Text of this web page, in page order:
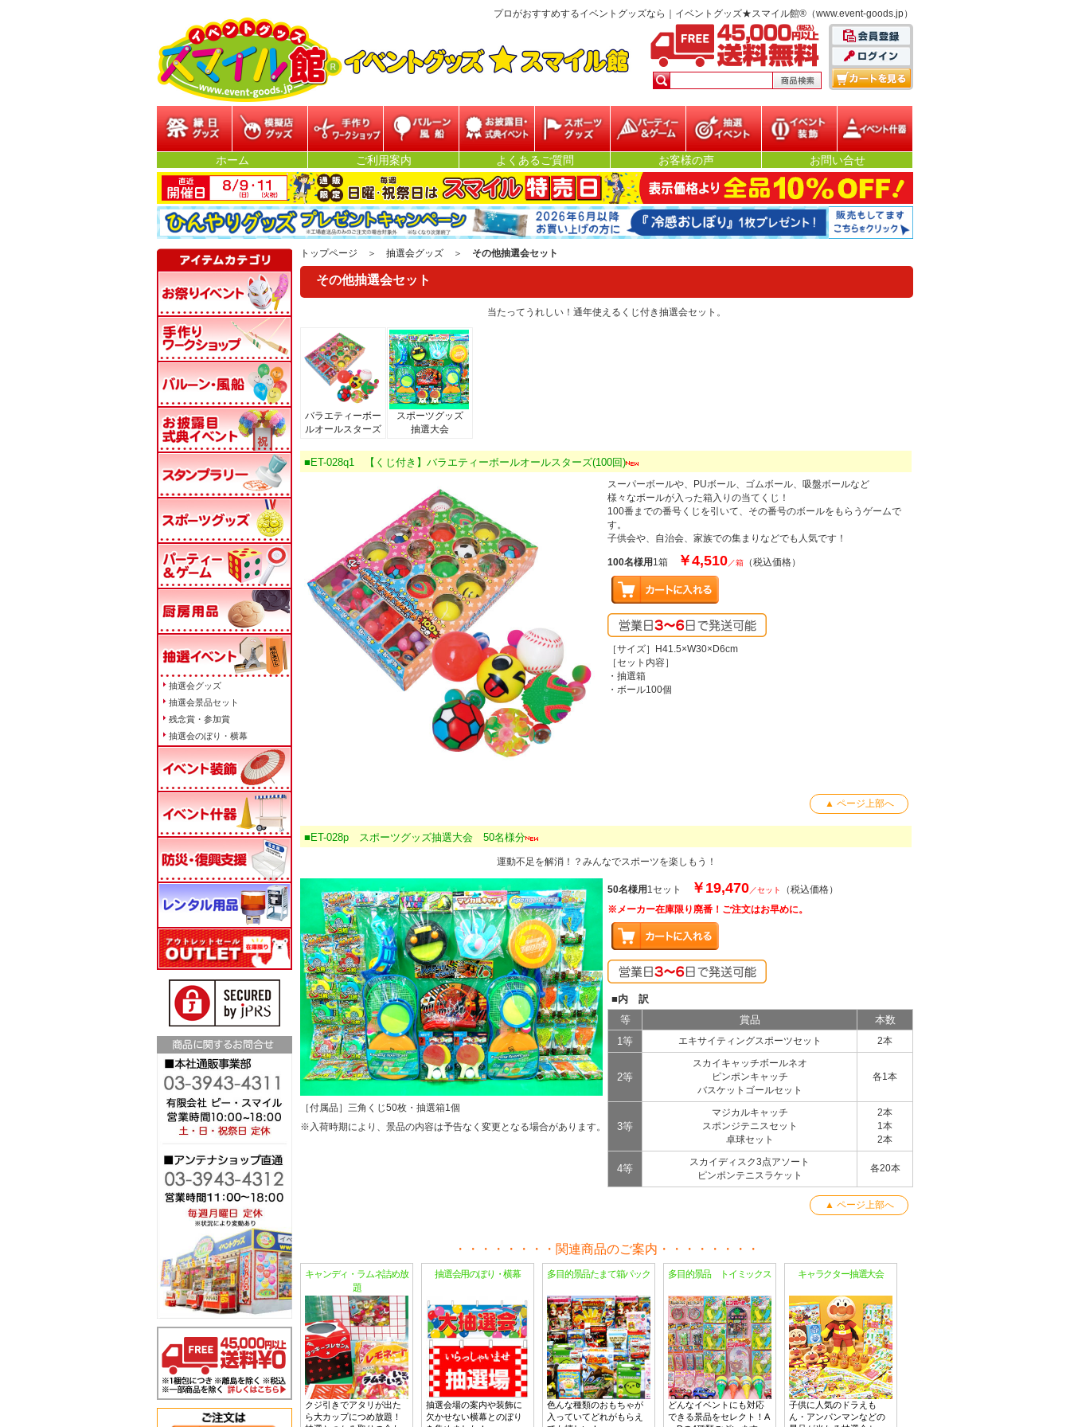
プロがおすすめするイベントグッズなら｜イベントグッズ★スマイル館®（www.event-goods.jp）
模擬店グッズ 参加型イベント バルーン・風船
お披露目・式典イ
ベント
スポーツグッズ
パーティー&ゲー
ム
抽選イベント イベント装飾 イベント什器
ホーム ご利用案内 よくあるご質問 お客様の声 お問い合せ
トップページ ＞ 抽選会グッズ ＞ その他抽選会セット
その他抽選会セット
当たってうれしい！通年使えるくじ付き抽選会セット。
バラエティーボー
ルオールスターズ
スポーツグッズ
抽選大会
■ET-028q1 【くじ付き】バラエティーボールオールスターズ(100回)
スーパーボールや、PUボール、ゴムボール、吸盤ボールなど
様々なボールが入った箱入りの当てくじ！
100番までの番号くじを引いて、その番号のボールをもらうゲームで
す。
子供会や、自治会、家族での集まりなどでも人気です！
100名様用1箱 ￥4,510／箱 （税込価格）
［サイズ］H41.5×W30×D6cm
［セット内容］
・抽選箱
・ボール100個
▲ ページ上部へ
■ET-028p スポーツグッズ抽選大会 50名様分
運動不足を解消！？みんなでスポーツを楽しもう！
［付属品］三角くじ50枚・抽選箱1個
※入荷時期により、景品の内容は予告なく変更となる場合があります。
50名様用1セット ￥19,470／セット
（税込価格）
※メーカー在庫限り廃番！ご注文はお早めに。
■内 訳
等
賞品
本数
1等
エキサイティングスポーツセット 2本
2等
スカイキャッチボールネオ
ピンポンキャッチ
バスケットゴールセット
各1本
3等
マジカルキャッチ
スポンジテニスセット
卓球セット
2本
1本
2本
4等
スカイディスク3点アソート
ピンポンテニスラケット
各20本
▲ ページ上部へ
関連商品のご案内
キャンディ・ラムネ詰め放
題
クジ引きでアタリが出た
ら大カップにつめ放題！
抽選会用のぼり・横幕
抽選会場の案内や装飾に
欠かせない横幕とのぼり
多目的景品たまて箱パック
色んな種類のおもちゃが
入っていてどれがもらえ
多目的景品 トイミックス
どんなイベントにも対応
できる景品をセレクト！A
キャラクター抽選大会
子供に人気のドラえも
ん・アンパンマンなどの
抽選会グッズ
抽選会景品セット
残念賞・参加賞
抽選会のぼり・横幕